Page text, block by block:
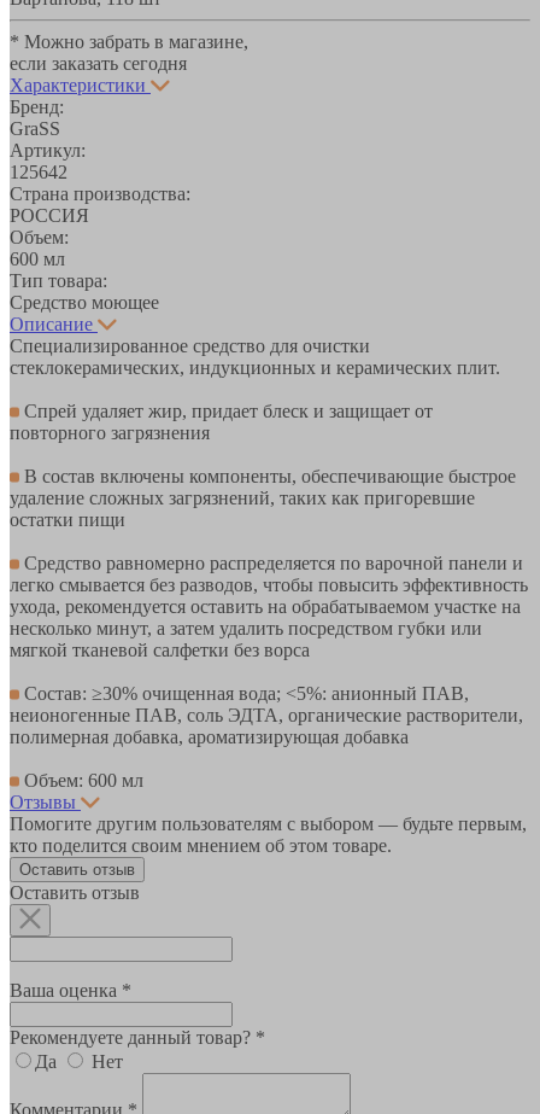
* Можно забрать в магазине,
если заказать сегодня
Характеристики
Бренд:
GraSS
Артикул:
125642
Страна производства:
РОССИЯ
Объем:
600 мл
Тип товара:
Средство моющее
Описание
Специализированное средство для очистки
стеклокерамических, индукционных и керамических плит.
Спрей удаляет жир, придает блеск и защищает от
повторного загрязнения
В состав включены компоненты, обеспечивающие быстрое
удаление сложных загрязнений, таких как пригоревшие
остатки пищи
Средство равномерно распределяется по варочной панели и
легко смывается без разводов, чтобы повысить эффективность
ухода, рекомендуется оставить на обрабатываемом участке на
несколько минут, а затем удалить посредством губки или
мягкой тканевой салфетки без ворса
Состав: ≥30% очищенная вода; <5%: анионный ПАВ,
неионогенные ПАВ, соль ЭДТА, органические растворители,
полимерная добавка, ароматизирующая добавка
Объем: 600 мл
Отзывы
Помогите другим пользователям с выбором — будьте первым,
кто поделится своим мнением об этом товаре.
Оставить отзыв
Оставить отзыв
Ваша оценка *
Рекомендуете данный товар? *
Да
Нет
Комментарии *